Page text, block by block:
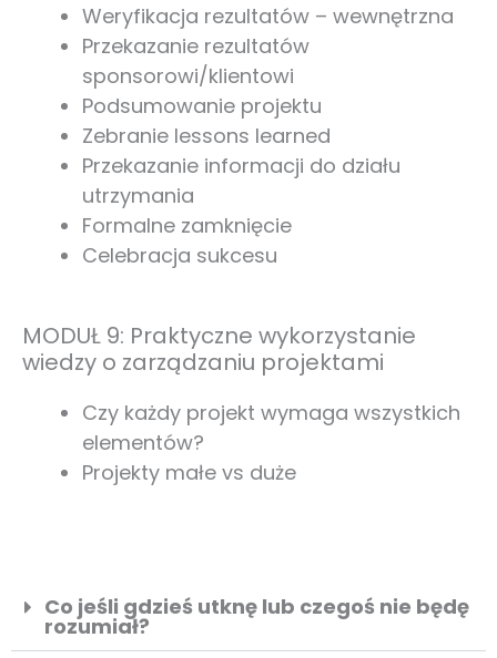
Weryfikacja rezultatów – wewnętrzna
Przekazanie rezultatów
sponsorowi/klientowi
Podsumowanie projektu
Zebranie lessons learned
Przekazanie informacji do działu
utrzymania
Formalne zamknięcie
Celebracja sukcesu
MODUŁ 9: Praktyczne wykorzystanie
wiedzy o zarządzaniu projektami​
Czy każdy projekt wymaga wszystkich
elementów?
Projekty małe vs duże
Co jeśli gdzieś utknę lub czegoś nie będę
rozumiał?